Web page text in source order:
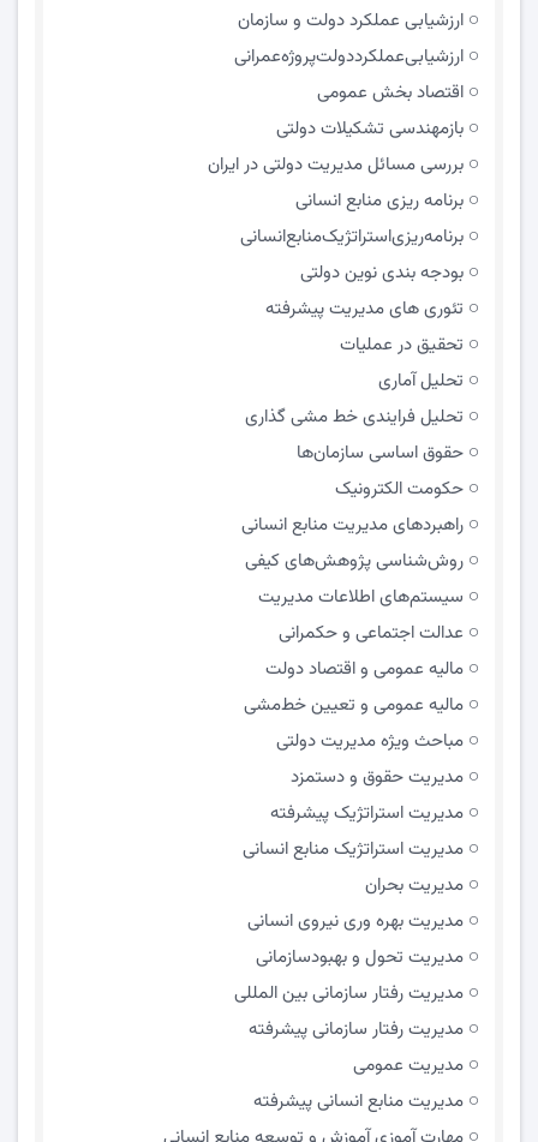
ارزشیابی عملکرد دولت و سازمان
ارزشیابی‌عملکرد‌دولت‌پروژه‌عمرانی
اقتصاد بخش عمومی
بازمهندسی تشکیلات دولتی
بررسی مسائل مدیریت دولتی در ایران
برنامه ریزی منابع انسانی
برنامه‌ریزی‌استراتژیک‌منابع‌انسانی
بودجه بندی نوین دولتی
تئوری های مدیریت پیشرفته
تحقیق در عملیات
تحلیل آماری
تحلیل فرایندی خط مشی گذاری
حقوق اساسی سازمان‌ها
حکومت الکترونیک
راهبردهای مدیریت منابع انسانی
روش‌شناسی پژوهش‌های کیفی
سیستم‌های اطلاعات مدیریت
عدالت اجتماعی و حکمرانی
مالیه عمومی و اقتصاد دولت
مالیه عمومی و تعیین خط‌مشی
مباحث ویژه مدیریت دولتی
مديريت حقوق و دستمزد
مدیریت استراتژیک پیشرفته
مدیریت استراتژیک منابع انسانی
مدیریت بحران
مدیریت بهره وری نیروی انسانی
مدیریت تحول و بهبود‌سازمانی
مدیریت رفتار سازمانی بین المللی
مدیریت رفتار سازمانی پیشرفته
مدیریت عمومی
مدیریت منابع انسانی پیشرفته